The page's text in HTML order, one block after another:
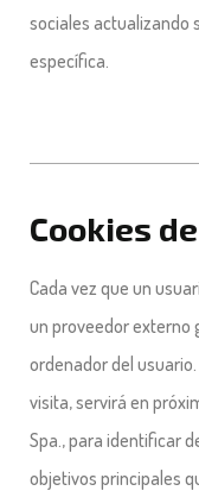
sociales actualizando
específica.
Cookies
Cada vez que un
un proveedor externo
ordenador del
visita, servirá en
Spa., para identificar
objetivos principales